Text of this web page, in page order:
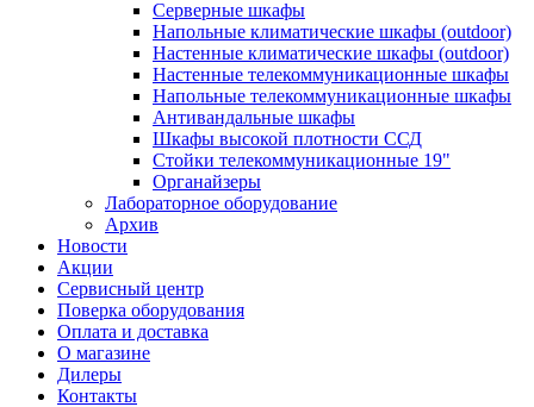
Серверные шкафы
Напольные климатические шкафы (outdoor)
Настенные климатические шкафы (outdoor)
Настенные телекоммуникационные шкафы
Напольные телекоммуникационные шкафы
Антивандальные шкафы
Шкафы высокой плотности ССД
Стойки телекоммуникационные 19"
Органайзеры
Лабораторное оборудование
Архив
Новости
Акции
Сервисный центр
Поверка оборудования
Оплата и доставка
О магазине
Дилеры
Контакты